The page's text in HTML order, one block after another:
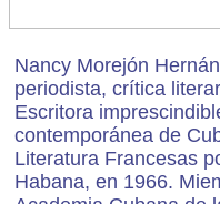
Nancy Morejón
periodista, crítica
Escritora
contemporánea de
Literatura Francesas
Habana, en 1966.